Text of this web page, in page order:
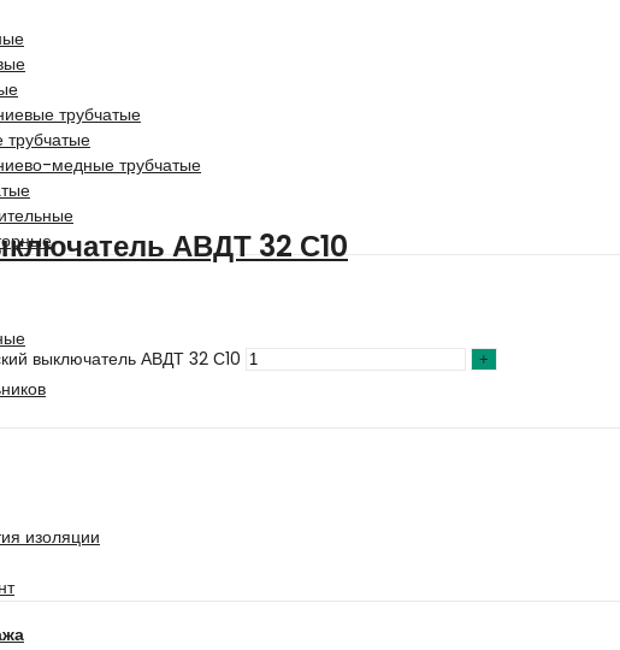
трубчатые
медные трубчатые
изоляции
АВДТ 32 С10
выключатель АВДТ 32 С10